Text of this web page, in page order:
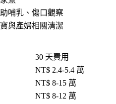
哺乳、傷口觀察
與產婦相關清潔
30 天費用
NT$ 2.4-5.4 萬
NT$ 8-15 萬
NT$ 8-12 萬